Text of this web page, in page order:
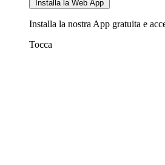
Installa la Web App
Installa la nostra App gratuita e
Tocca